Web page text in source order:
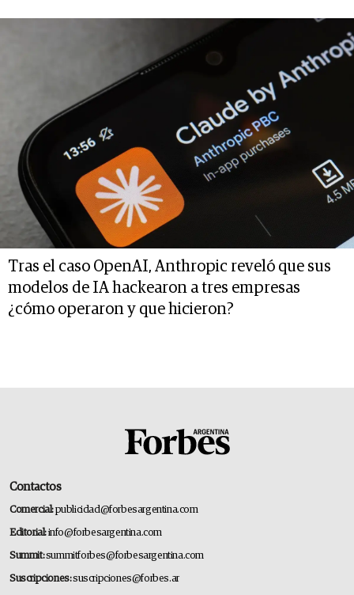
Tras el caso OpenAI, Anthropic reveló que sus
modelos de IA hackearon a tres empresas
¿cómo operaron y que hicieron?
Contactos
Comercial:publicidad@forbesargentina.com
Editorial:info@forbesargentina.com
Summit:summitforbes@forbesargentina.com
Suscripciones:suscripciones@forbes.ar